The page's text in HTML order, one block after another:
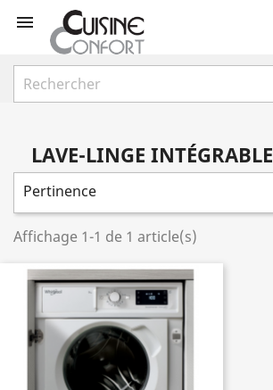

LAVE-LINGE INTÉGRABLE
Pertinence
Affichage 1-1 de 1 article(s)